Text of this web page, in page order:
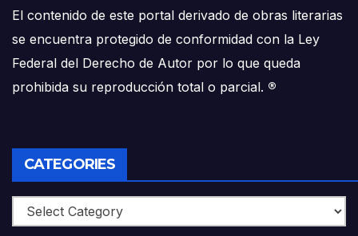
El contenido de este portal derivado de obras literarias
se encuentra protegido de conformidad con la Ley
Federal del Derecho de Autor por lo que queda
prohibida su reproducción total o parcial. ®
CATEGORIES
Categories